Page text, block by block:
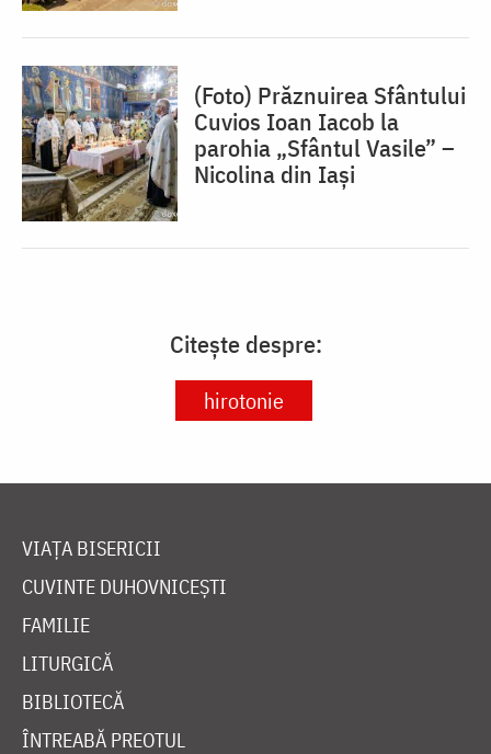
(Foto) Prăznuirea Sfântului
Cuvios Ioan Iacob la
parohia „Sfântul Vasile” –
Nicolina din Iași
Citește despre:
hirotonie
VIAȚA BISERICII
CUVINTE DUHOVNICEȘTI
FAMILIE
LITURGICĂ
BIBLIOTECĂ
ÎNTREABĂ PREOTUL